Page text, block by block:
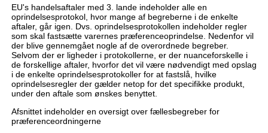
EU's handelsaftaler med 3. lande indeholder alle en
oprindelsesprotokol, hvor mange af begreberne i de enkelte
aftaler, går igen. Dvs. oprindelsesprotokollen indeholder regler
som skal fastsætte varernes præferenceoprindelse. Nedenfor vil
der blive gennemgået nogle af de overordnede begreber.
Selvom der er ligheder i protokollerne, er der nuanceforskelle i
de forskellige aftaler, hvorfor det vil være nødvendigt med opslag
i de enkelte oprindelsesprotokoller for at fastslå, hvilke
oprindelsesregler der gælder netop for det specifikke produkt,
under den aftale som ønskes benyttet.
Afsnittet indeholder en oversigt over fællesbegreber for
præferenceordningerne